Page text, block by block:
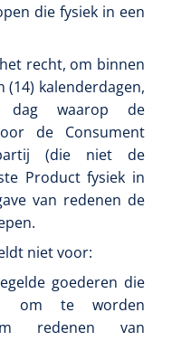
1016397
g/m² - wit - 1 x 400 st
die fysiek in een
recht, om binnen
kalenderdagen,
dag waarop de
de Consument
(die niet de
Product fysiek in
van redenen de
niet voor:
goederen die
om te worden
redenen van